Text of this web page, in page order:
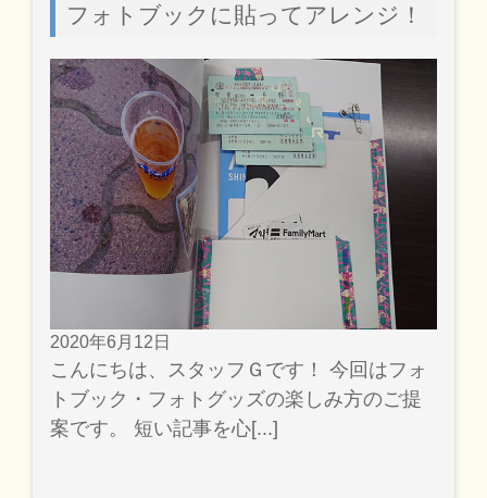
フォトブックに貼ってアレンジ！
2020年6月12日
こんにちは、スタッフＧです！ 今回はフォ
トブック・フォトグッズの楽しみ方のご提
案です。 短い記事を心[...]